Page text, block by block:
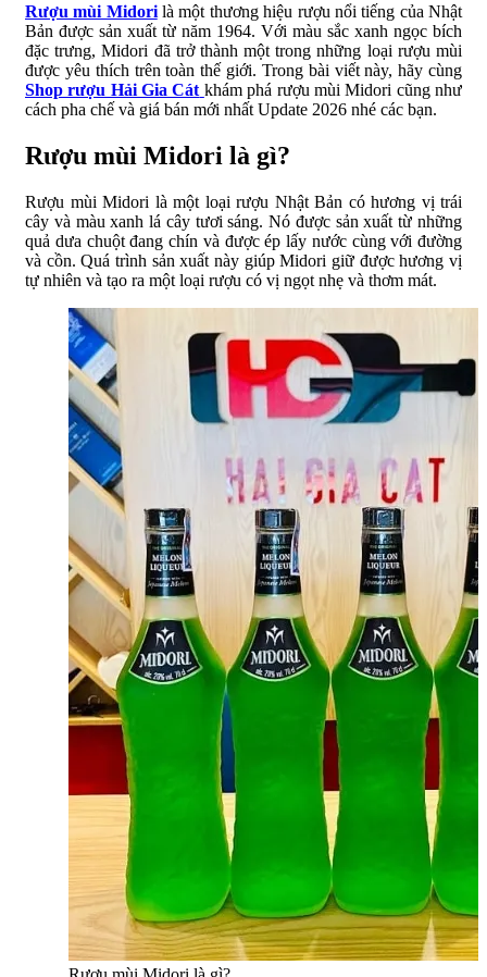
Rượu mùi Midorilà một thương hiệu rượu nổi tiếng của Nhật
Bản được sản xuất từ năm 1964. Với màu sắc xanh ngọc bích
đặc trưng, Midori đã trở thành một trong những loại rượu mùi
được yêu thích trên toàn thế giới. Trong bài viết này, hãy cùng
Shop rượu Hải Gia Cát khám phá rượu mùi Midori cũng như
cách pha chế và giá bán mới nhất Update 2026 nhé các bạn.
Rượu mùi Midori là gì?
Rượu mùi Midori là một loại rượu Nhật Bản có hương vị trái
cây và màu xanh lá cây tươi sáng. Nó được sản xuất từ những
quả dưa chuột đang chín và được ép lấy nước cùng với đường
và cồn. Quá trình sản xuất này giúp Midori giữ được hương vị
tự nhiên và tạo ra một loại rượu có vị ngọt nhẹ và thơm mát.